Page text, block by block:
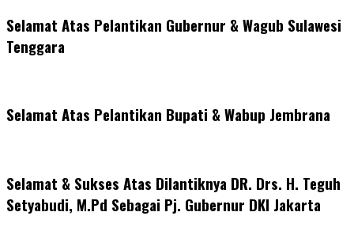
Selamat Atas Pelantikan Gubernur & Wagub Sulawesi
Tenggara
Selamat Atas Pelantikan Bupati & Wabup Jembrana
Selamat & Sukses Atas Dilantiknya DR. Drs. H. Teguh
Setyabudi, M.Pd Sebagai Pj. Gubernur DKI Jakarta